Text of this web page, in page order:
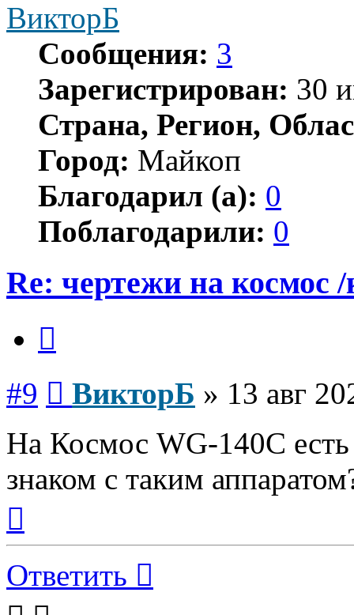
ВикторБ
Сообщения: 3
Зарегистрирован: 30
Страна, Регион,
Город: Майкоп
Благодарил (а): 0
Поблагодарили: 0
Re: чертежи на космос
#9 ВикторБ » 13 авг
На Космос WG-140C
знаком с таким
началу
Ответить